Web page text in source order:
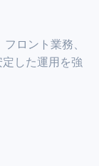
ロント業務、
した運用を強